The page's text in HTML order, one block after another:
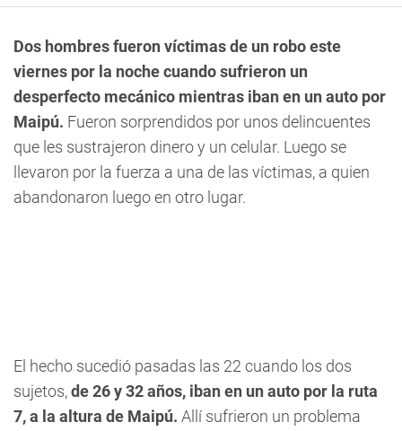
Dos hombres fueron víctimas de un robo este
viernes por la noche cuando sufrieron un
desperfecto mecánico mientras iban en un auto por
Maipú. Fueron sorprendidos por unos delincuentes
que les sustrajeron dinero y un celular. Luego se
llevaron por la fuerza a una de las víctimas, a quien
abandonaron luego en otro lugar.
El hecho sucedió pasadas las 22 cuando los dos
sujetos,de 26 y 32 años, iban en un auto por la ruta
7, a la altura de Maipú. Allí sufrieron un problema